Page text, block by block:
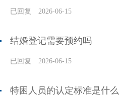
已回复 2026-06-15
结婚登记需要预约吗
已回复 2026-06-15
特困人员的认定标准是什么